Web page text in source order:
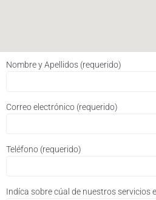
Nombre y Apellidos (requerido)
Correo electrónico (requerido)
Teléfono (requerido)
Indíca sobre cúal de nuestros servicios